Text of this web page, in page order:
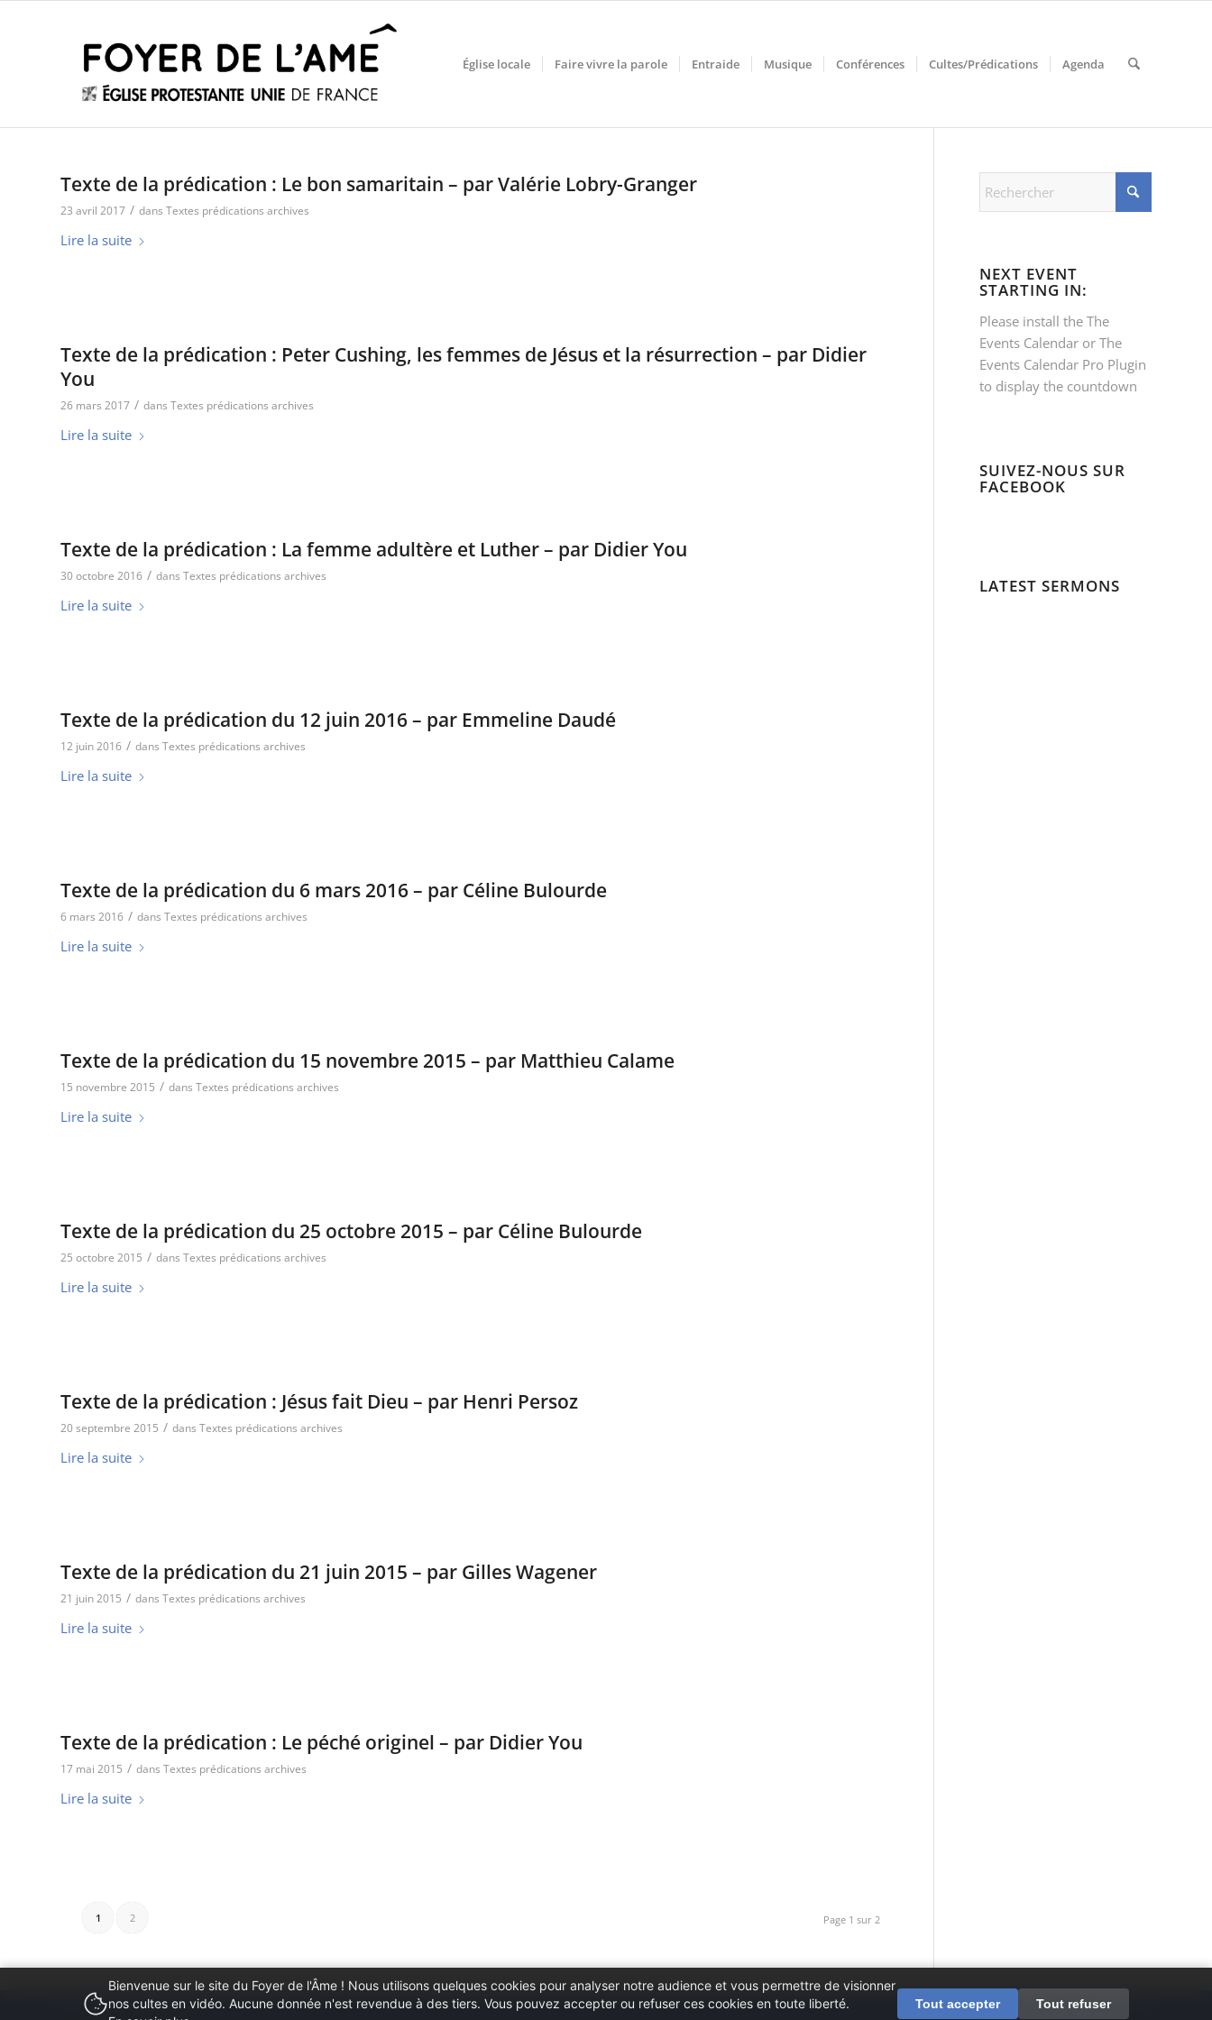
Église locale Faire vivre la parole Entraide Musique Conférences Cultes/Prédications Agenda
Texte de la prédication : Le bon samaritain – par Valérie Lobry-Granger
23 avril 2017 / dans Textes prédications archives
Lire la suite
Texte de la prédication : Peter Cushing, les femmes de Jésus et la résurrection – par Didier
You
26 mars 2017 / dans Textes prédications archives
Lire la suite
Texte de la prédication : La femme adultère et Luther – par Didier You
30 octobre 2016 / dans Textes prédications archives
Lire la suite
Texte de la prédication du 12 juin 2016 – par Emmeline Daudé
12 juin 2016 / dans Textes prédications archives
Lire la suite
Texte de la prédication du 6 mars 2016 – par Céline Bulourde
6 mars 2016 / dans Textes prédications archives
Lire la suite
Texte de la prédication du 15 novembre 2015 – par Matthieu Calame
15 novembre 2015 / dans Textes prédications archives
Lire la suite
Texte de la prédication du 25 octobre 2015 – par Céline Bulourde
25 octobre 2015 / dans Textes prédications archives
Lire la suite
Texte de la prédication : Jésus fait Dieu – par Henri Persoz
20 septembre 2015 / dans Textes prédications archives
Lire la suite
Texte de la prédication du 21 juin 2015 – par Gilles Wagener
21 juin 2015 / dans Textes prédications archives
Lire la suite
Texte de la prédication : Le péché originel – par Didier You
17 mai 2015 / dans Textes prédications archives
Lire la suite
Page 1 sur 2
1 2
NEXT EVENT
STARTING IN:
Please install the The
Events Calendar or The
Events Calendar Pro Plugin
to display the countdown
SUIVEZ-NOUS SUR
FACEBOOK
LATEST SERMONS
© Copyright - Foyer de l'Âme Mentions légales Contactez-nous
Bienvenue sur le site du Foyer de l'Âme ! Nous utilisons quelques cookies pour analyser notre audience et vous permettre de visionner
nos cultes en vidéo. Aucune donnée n'est revendue à des tiers. Vous pouvez accepter ou refuser ces cookies en toute liberté.
Tout accepter Tout refuser